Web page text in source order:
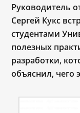
Руководитель
Сергей Кукс
студентами
полезных
разработки,
объяснил, чего